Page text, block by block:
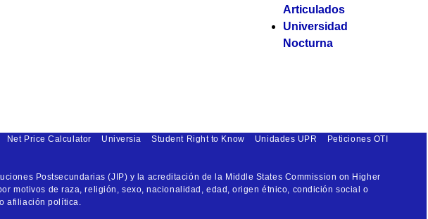
Articulados
Universidad
Nocturna
Net Price Calculator Universia Student Right to Know Unidades UPR
Peticiones OTI
Postsecundarias (JIP) y la acreditación de la Middle States Commission on Higher
motivos de raza, religión, sexo, nacionalidad, edad, origen étnico, condición social o
afiliación política.